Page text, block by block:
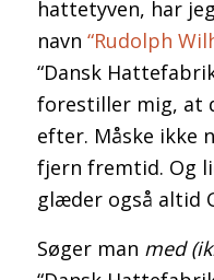
hattetyven, har
navn “Rudolph
“Dansk
forestiller mig, at
efter. Måske ikke
fjern fremtid. Og
glæder også altid
Søger man med